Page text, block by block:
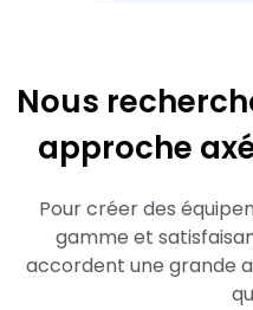
Nous
approche
Pour créer des
gamme et
accordent une grande